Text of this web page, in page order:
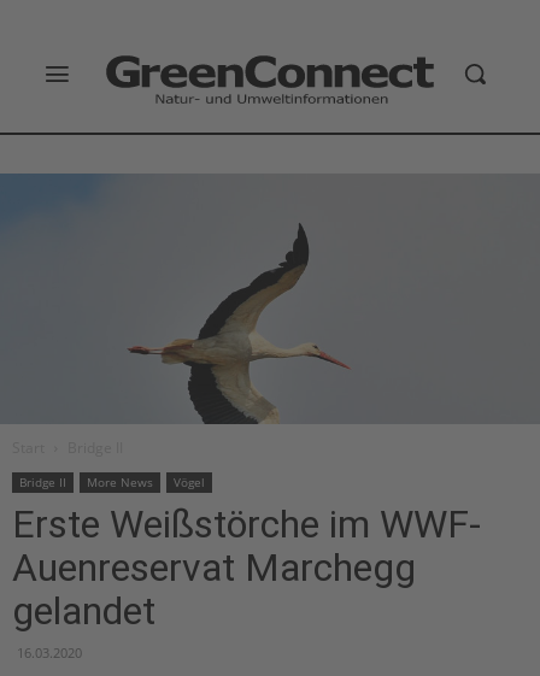
Bridge II More News Vögel
Erste Weißstörche im WWF-
Auenreservat Marchegg
gelandet
16.03.2020